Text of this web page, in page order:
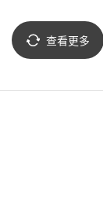
查看更多